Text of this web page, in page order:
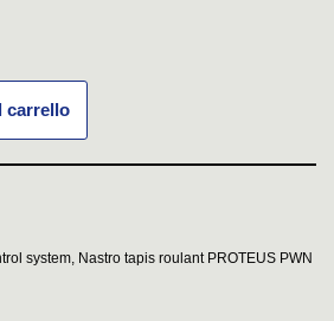
carrello
system, Nastro tapis roulant PROTEUS PWN